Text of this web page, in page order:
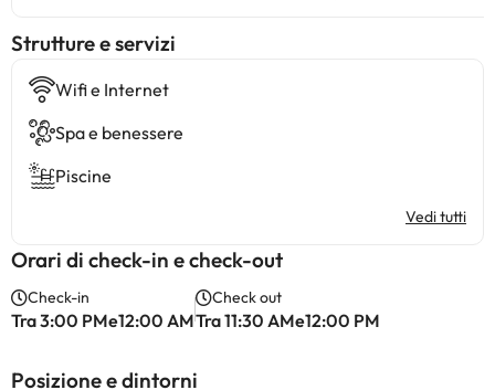
​Strutture e servizi
Wifi e Internet
Spa e benessere
Piscine
Vedi tutti
Orari di check-in e check-out
Check-in
Tra 3:00 PMe12:00 AM
Check out
Tra 11:30 AMe12:00 PM
Posizione e dintorni